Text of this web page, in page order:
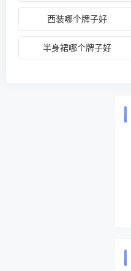
西装哪个牌子好
半身裙哪个牌子好